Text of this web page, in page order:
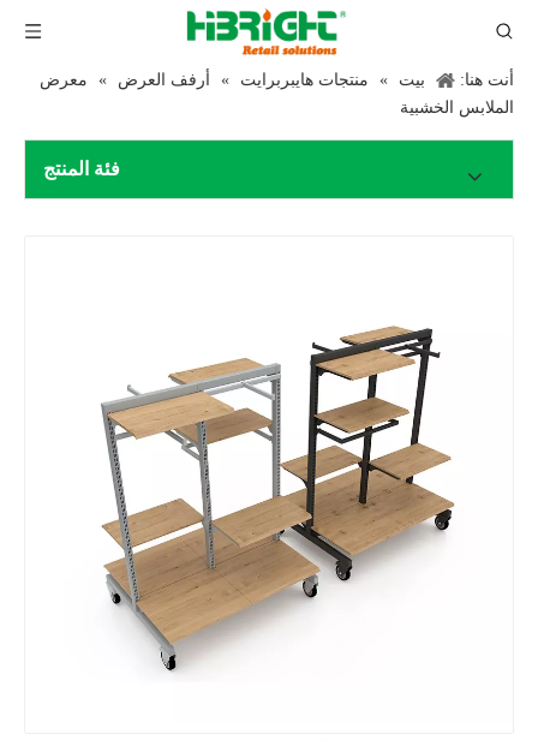
أنت هنا: بيت » منتجات هايبربرايت » أرفف العرض »
معرض
الملابس الخشبية
فئة المنتج